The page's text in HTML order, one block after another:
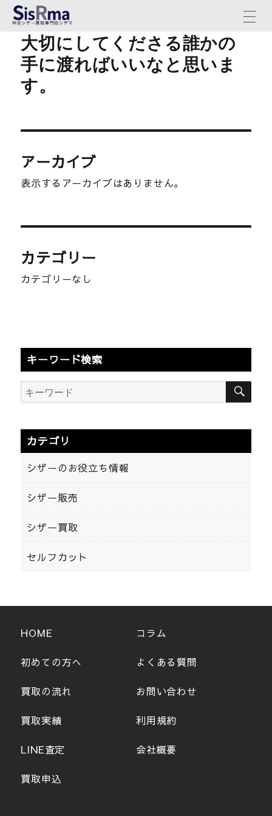
大切にしてくださる誰かの
手に渡ればいいなと思いま
す。
アーカイブ
表示するアーカイブはありません。
カテゴリー
カテゴリーなし
キーワード検索
検
索:
検
カテゴリ
シザーのお役立ち情報
シザー販売
シザー買取
セルフカット
HOME
初めての方へ
買取の流れ
買取実績
LINE査定
買取申込
コラム
よくある質問
お問い合わせ
利用規約
会社概要